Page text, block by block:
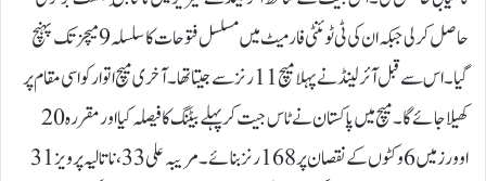
حاصل کرلی جبکہ ان کی ٹی ٹوئنٹی فارمیٹ میں مسلسل فتوحات کا سلسلہ 9 میچز تک پہنچ
گیا۔اس سے قبل آئرلینڈ نے پہلا میچ 11 رنز سے جیتا تھا۔ آخری میچ اتوار کو اسی مقام پر
کھیلا جائے گا۔میچ میں پاکستان نے ٹاس جیت کر پہلے بیٹنگ کا فیصلہ کیا اور مقررہ 20
اوورز میں 6 وکٹوں کے نقصان پر 168 رنز بنائے۔ مریبہ علی 33، ناتالیہ پرویز 31